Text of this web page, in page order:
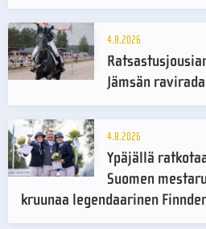
4.8.2026
Jämsän
4.8.2026
Ypäjällä
Suomen
kruunaa legendaarinen